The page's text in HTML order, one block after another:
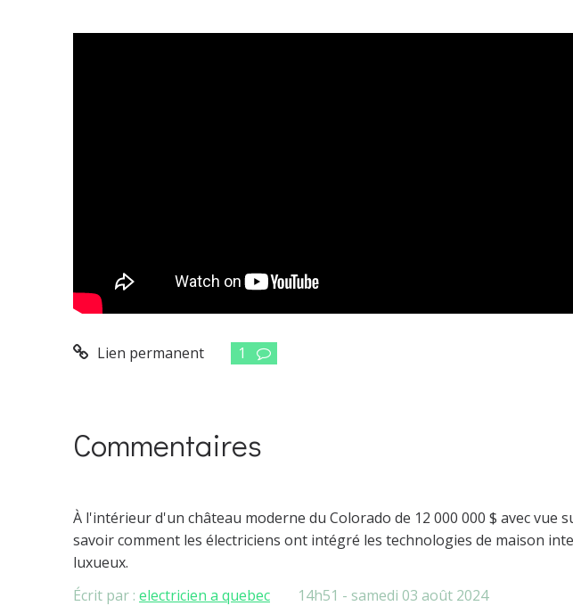
Lien permanent 1
Commentaires
À l'intérieur d'un château moderne du Colorado de 12 000 000 $ avec vue
savoir comment les électriciens ont intégré les technologies de maison
luxueux.
Écrit par : electricien a quebec 14h51 - samedi 03 août 2024